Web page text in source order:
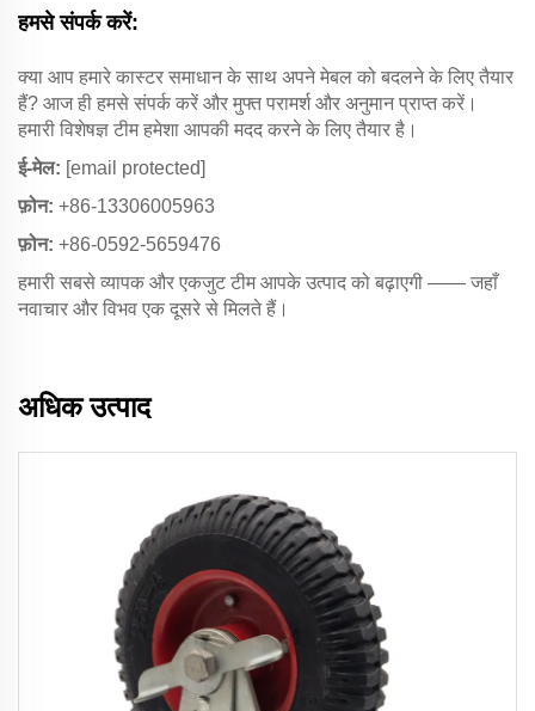
हमसे संपर्क करें:
क्या आप हमारे कास्टर समाधान के साथ अपने मेबल को बदलने के लिए तैयार
हैं? आज ही हमसे संपर्क करें और मुफ्त परामर्श और अनुमान प्राप्त करें।
हमारी विशेषज्ञ टीम हमेशा आपकी मदद करने के लिए तैयार है।
ई-मेल: [email protected]
फ़ोन: +86-13306005963
फ़ोन: +86-0592-5659476
हमारी सबसे व्यापक और एकजुट टीम आपके उत्पाद को बढ़ाएगी —— जहाँ
नवाचार और विभव एक दूसरे से मिलते हैं।
अधिक उत्पाद